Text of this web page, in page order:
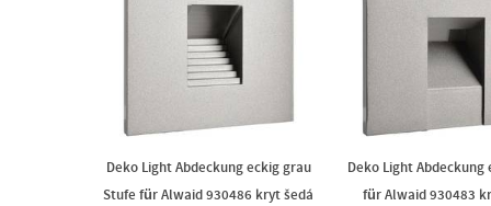
Deko Light Abdeckung eckig grau
Stufe für Alwaid 930486 kryt šedá
Deko Light Abdeckung
für Alwaid 930483